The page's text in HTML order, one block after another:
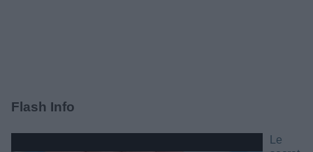
Flash Info
Le